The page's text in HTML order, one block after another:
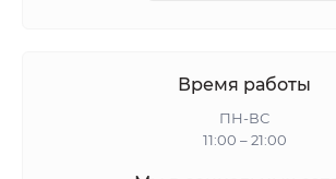
Время работы
ПН-ВС
11:00 – 21:00